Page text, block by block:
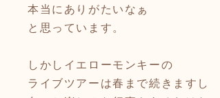
本当にありがたいなぁ
と思っています。
しかしイエローモンキーの
ライブツアーは春まで続きますし